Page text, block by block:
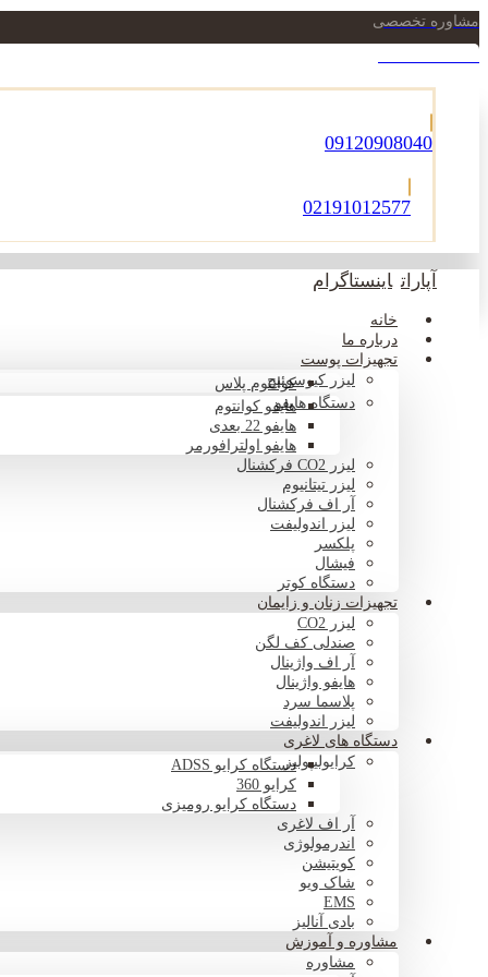
مشاوره تخصصی
09120908040
02191012577
آپارات اینستاگرام
خانه
درباره ما
تجهیزات پوست
لیزر کیوسوئیچکوانتوم پلاس
دستگاه هایفوهایفو کوانتوم
هایفو 22 بعدی
هایفو اولترافورمر
لیزر CO2 فرکشنال
لیزر تیتانیوم
آر اف فرکشنال
لیزر اندولیفت
پلکسر
فیشال
دستگاه کوتر
تجهیزات زنان و زایمان
لیزر CO2
صندلی کف لگن
آر اف واژینال
هایفو واژینال
پلاسما سرد
لیزر اندولیفت
دستگاه های لاغری
کرایولیپولیزدستگاه کرایو ADSS
کرایو 360
دستگاه کرایو رومیزی
آر اف لاغری
اندرمولوژی
کویتیشن
شاک ویو
EMS
بادی آنالیز
مشاوره و آموزش
مشاوره